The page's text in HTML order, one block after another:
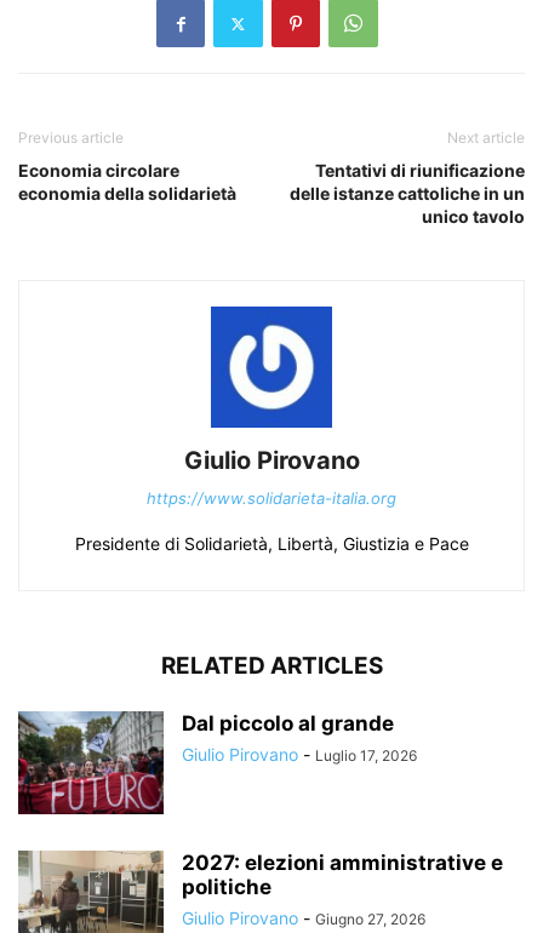
Previous article
Economia circolare
economia della solidarietà
Next article
Tentativi di riunificazione
delle istanze cattoliche in un
unico tavolo
Giulio Pirovano
https://www.solidarieta-italia.org
Presidente di Solidarietà, Libertà, Giustizia e Pace
RELATED ARTICLES
Dal piccolo al grande
Giulio Pirovano - Luglio 17, 2026
2027: elezioni amministrative e
politiche
Giulio Pirovano - Giugno 27, 2026